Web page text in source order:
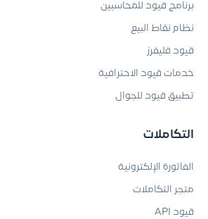
برنامج قيود للمحاسبين
نظام نقاط البيع
قيود فليفرز
خدمات قيود الاحترافية
تطبيق قيود للجوال
التكاملات
الفاتورة الإلكترونية
متجر التكاملات
قيود API